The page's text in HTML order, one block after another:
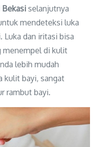
Bekasi selanjutnya
mendeteksi luka
Luka dan iritasi bisa
menempel di kulit
lebih mudah
kulit bayi, sangat
rambut bayi.